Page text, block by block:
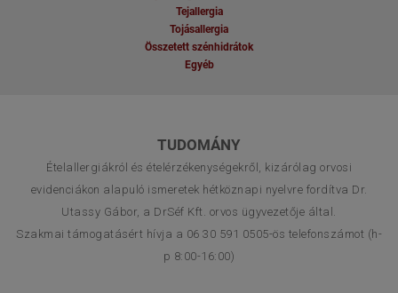
Tejallergia
Tojásallergia
Összetett szénhidrátok
Egyéb
TUDOMÁNY
Ételallergiákról és ételérzékenységekről, kizárólag orvosi
evidenciákon alapuló ismeretek hétköznapi nyelvre fordítva Dr.
Utassy Gábor, a DrSéf Kft. orvos ügyvezetője által.
Szakmai támogatásért hívja a 06 30 591 0505-ös telefonszámot (h-
p 8:00-16:00)